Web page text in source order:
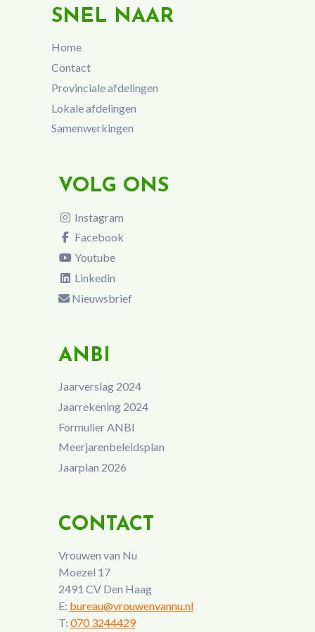
SNEL NAAR
Home
Contact
Provinciale afdelingen
Lokale afdelingen
Samenwerkingen
VOLG ONS
Instagram
Facebook
Youtube
Linkedin
Nieuwsbrief
ANBI
Jaarverslag 2024
Jaarrekening 2024
Formulier ANBI
Meerjarenbeleidsplan
Jaarplan 2026
CONTACT
Vrouwen van Nu
Moezel 17
2491 CV Den Haag
E: bureau@vrouwenvannu.nl
T: 070 3244429